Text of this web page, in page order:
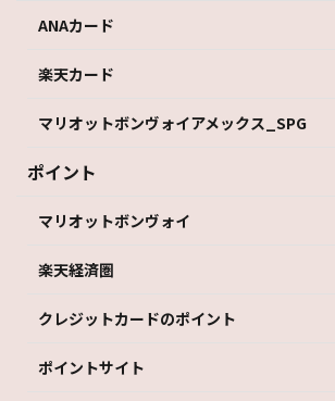
ANAカード
楽天カード
マリオットボンヴォイアメックス_SPG
ポイント
マリオットボンヴォイ
楽天経済圏
クレジットカードのポイント
ポイントサイト